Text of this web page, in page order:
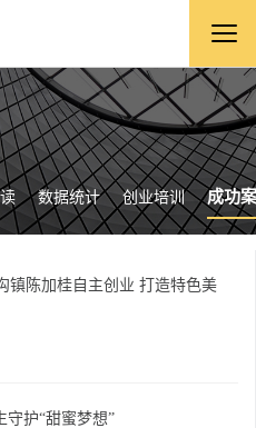
数据统计 创业培训 成功
镇陈加桂自主创业 打造特色美
守护“甜蜜梦想”